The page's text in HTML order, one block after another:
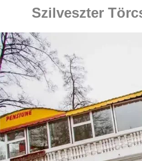
Szilveszter